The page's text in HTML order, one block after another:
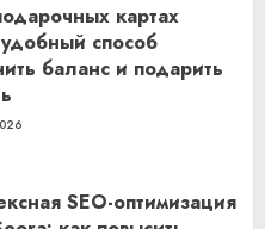
картах
способ
баланс и подарить
SEO-оптимизация